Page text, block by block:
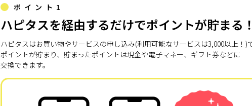
ポイント1
ハピタスを経由するだけでポイントが貯まる
ハピタスはお買い物やサービスの申し込み(利用可能なサービスは3,000以上！)
ポイントが貯まり、貯まったポイントは現金や電子マネー、ギフト券などに
交換できます。